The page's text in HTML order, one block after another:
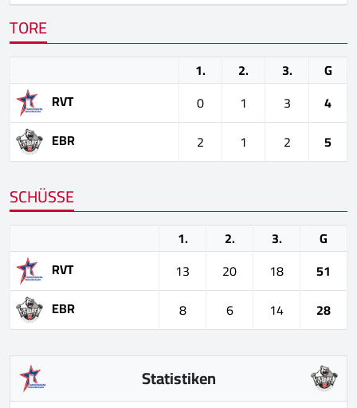
TORE
1. 2. 3.
G
RVT
0 1 3
4
EBR
2 1 2 5
SCHÜSSE
1. 2. 3.
G
RVT
13 20 18
51
EBR
8 6 14 28
Statistiken